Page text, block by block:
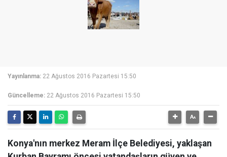
Yayınlanma: 22 Ağustos 2016 Pazartesi 15:50
Güncelleme: 22 Ağustos 2016 Pazartesi 15:50
Konya'nın merkez Meram İlçe Belediyesi, yaklaşan